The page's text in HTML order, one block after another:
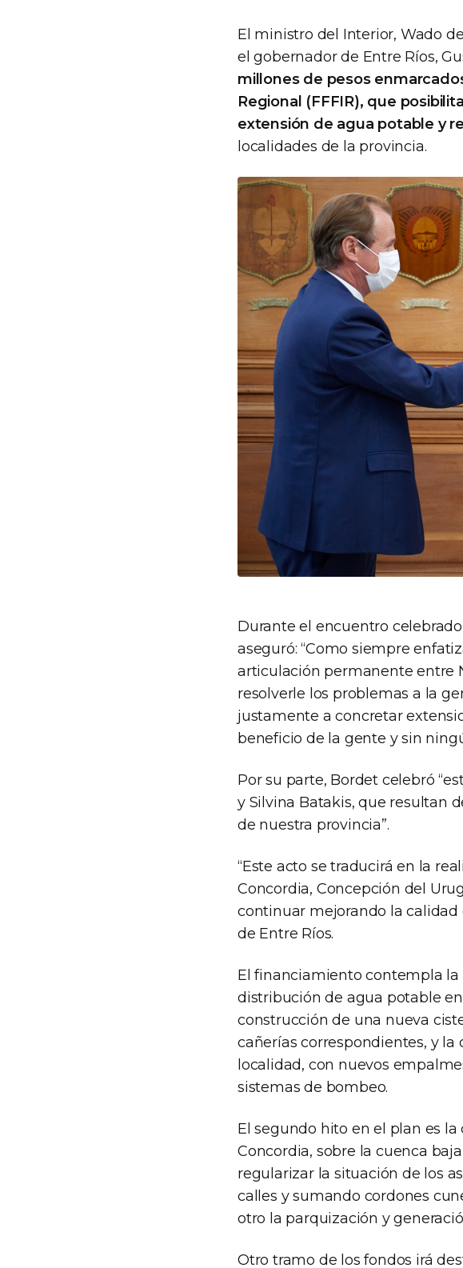
El ministro del Interior, Wado
el gobernador de Entre Ríos,
millones de pesos
Regional (FFFIR), que
extensión de agua potable y
localidades de la provincia.
Durante el encuentro
aseguró: “Como siempre
articulación permanente entre
resolverle los problemas a la
justamente a concretar
beneficio de la gente y sin
Por su parte, Bordet celebró
y Silvina Batakis, que resultan
de nuestra provincia”.
“Este acto se traducirá en la
Concordia, Concepción del
continuar mejorando la calidad
de Entre Ríos.
El financiamiento contempla
distribución de agua potable
construcción de una nueva
cañerías correspondientes, y
localidad, con nuevos
sistemas de bombeo.
El segundo hito en el plan es
Concordia, sobre la cuenca
regularizar la situación de los
calles y sumando cordones
otro la parquización y
Otro tramo de los fondos irá